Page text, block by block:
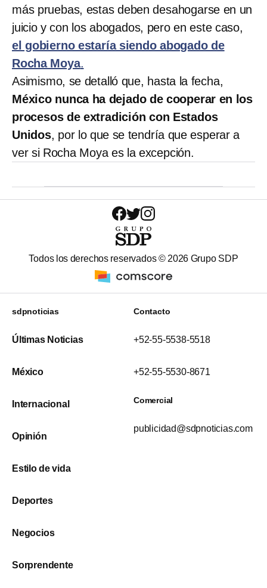
más pruebas, estas deben desahogarse en un
juicio y con los abogados, pero en este caso,
el gobierno estaría siendo abogado de
Rocha Moya.
Asimismo, se detalló que, hasta la fecha,
México nunca ha dejado de cooperar en los
procesos de extradición con Estados
Unidos, por lo que se tendría que esperar a
ver si Rocha Moya es la excepción.
Todos los derechos reservados © 2026 Grupo SDP
sdpnoticias
Últimas Noticias
México
Internacional
Opinión
Estilo de vida
Deportes
Negocios
Sorprendente
Contacto
+52-55-5538-5518
+52-55-5530-8671
Comercial
publicidad@sdpnoticias.com